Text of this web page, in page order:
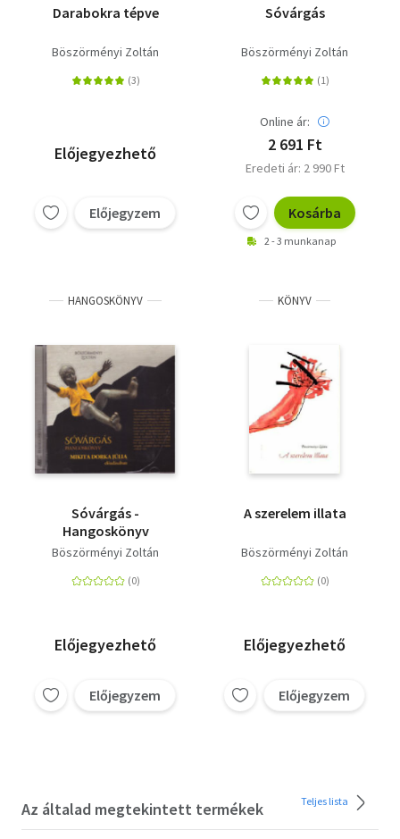
Darabokra tépve
Böszörményi Zoltán
Előjegyezhető
Előjegyzem
Sóvárgás
Böszörményi Zoltán
Online ár:
2 691 Ft
Eredeti ár: 2 990 Ft
Kosárba
2 - 3 munkanap
HANGOSKÖNYV
Sóvárgás -
Hangoskönyv
Böszörményi Zoltán
Előjegyezhető
Előjegyzem
KÖNYV
A szerelem illata
Böszörményi Zoltán
Előjegyezhető
Előjegyzem
Az általad megtekintett termékek Teljes lista